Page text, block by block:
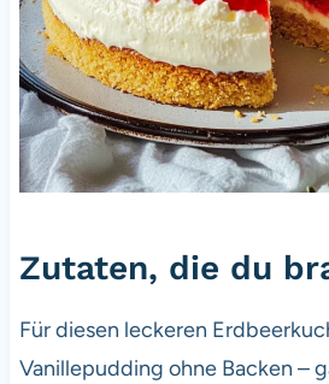
Zutaten, die du
Für diesen leckeren
Vanillepudding ohne Backen –